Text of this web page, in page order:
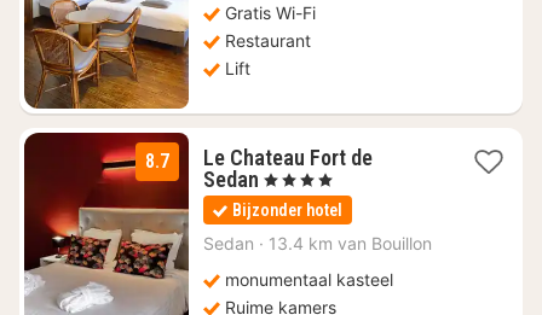
€
139
Gratis Wi-Fi
Restaurant
Lift
8.7
Le Chateau Fort de
Sedan 4
nachten
vanaf
€
, 4 Sterren
Bijzonder hotel
Sedan · 13.4 km van Bouillon
monumentaal kasteel
Ruime kamers